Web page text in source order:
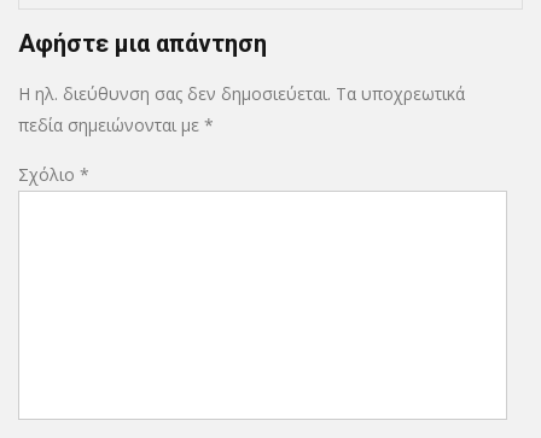
Αφήστε μια απάντηση
Η ηλ. διεύθυνση σας δεν δημοσιεύεται. Τα υποχρεωτικά
πεδία σημειώνονται με *
Σχόλιο *